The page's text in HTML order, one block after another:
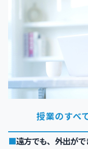
授業のすべ
遠方でも、外出が